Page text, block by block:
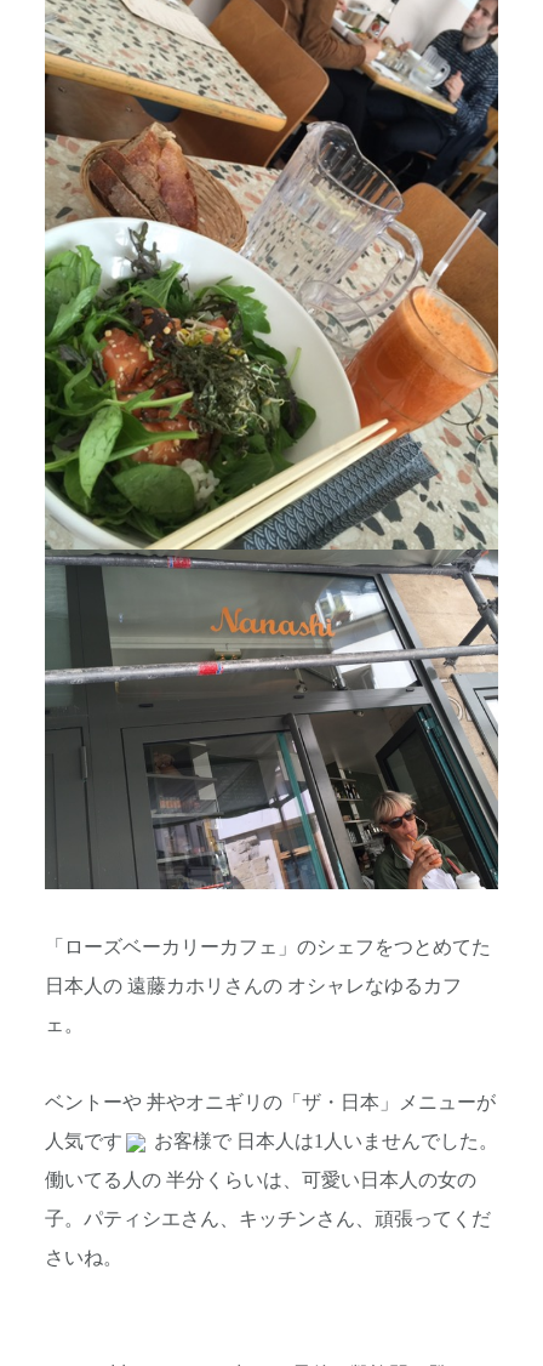
「ローズベーカリーカフェ」のシェフをつとめてた
日本人の 遠藤カホリさんの オシャレなゆるカフ
ェ。
ベントーや 丼やオニギリの「ザ・日本」メニューが
人気です
お客様で 日本人は1人いませんでした。
働いてる人の 半分くらいは、可愛い日本人の女の
子。パティシエさん、キッチンさん、頑張ってくだ
さいね。